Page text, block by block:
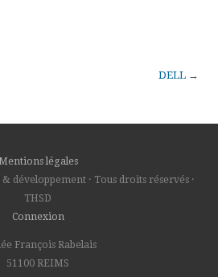
DELL →
légales
développement · Tous droits réservés ·
THSD
Connexion
François Rabelais
51100 REIMS